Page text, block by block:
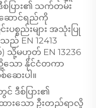
စ်ပြား၏ သက်တမ်း
ဆောင်ရည်ကို
စ္စည်းများ အသုံးပြု
ည် EN 12413
သို့မဟုတ် EN 13236
သို့သော နိုင်ငံတကာ
ေးပါ။
ဒီစ်ပြား၏
ားသော ဦးတည်ရာလှို